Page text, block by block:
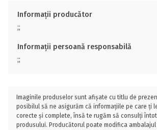
Informații producător
;;
Informații persoană responsabilă
;;
Imaginile produselor sunt afișate cu titlu de
posibilul să ne asigurăm că informațiile pe care ți
corecte și complete, însă te rugăm să consulți
produsului. Producătorul poate modifica